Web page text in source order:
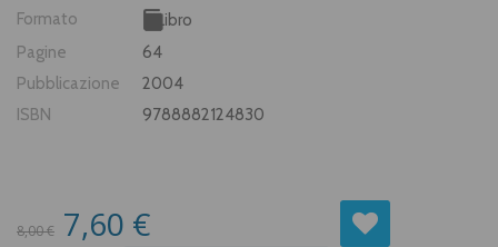
Formato
Libro
Pagine
64
Pubblicazione
2004
ISBN
9788882124830
8,00 € 7,60 €